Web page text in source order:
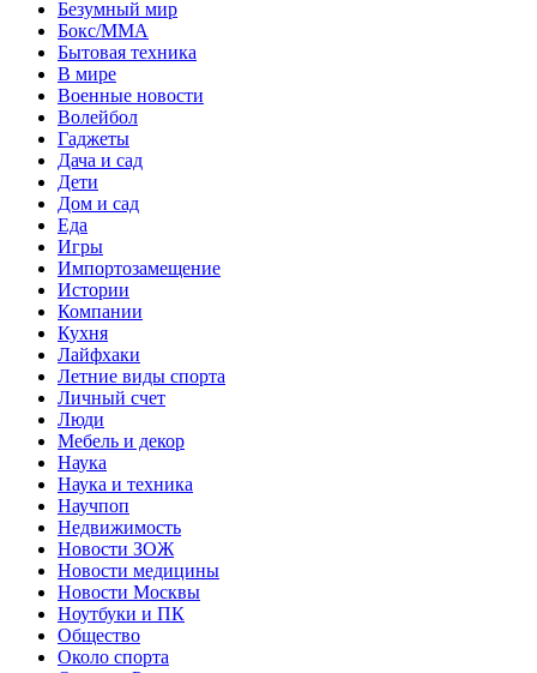
Безумный мир
Бокс/MMA
Бытовая техника
В мире
Военные новости
Волейбол
Гаджеты
Дача и сад
Дети
Дом и сад
Еда
Игры
Импортозамещение
Истории
Компании
Кухня
Лайфхаки
Летние виды спорта
Личный счет
Люди
Мебель и декор
Наука
Наука и техника
Научпоп
Недвижимость
Новости ЗОЖ
Новости медицины
Новости Москвы
Ноутбуки и ПК
Общество
Около спорта